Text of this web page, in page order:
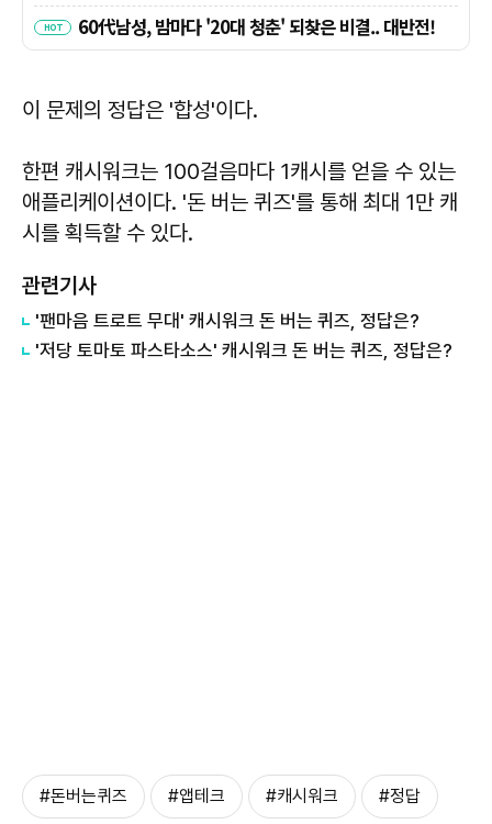
이 문제의 정답은 '합성'이다.
한편 캐시워크는 100걸음마다 1캐시를 얻을 수 있는
애플리케이션이다. '돈 버는 퀴즈'를 통해 최대 1만 캐
시를 획득할 수 있다.
관련기사
'팬마음 트로트 무대' 캐시워크 돈 버는 퀴즈, 정답은?
'저당 토마토 파스타소스' 캐시워크 돈 버는 퀴즈, 정답은?
#돈버는퀴즈 #앱테크 #캐시워크 #정답